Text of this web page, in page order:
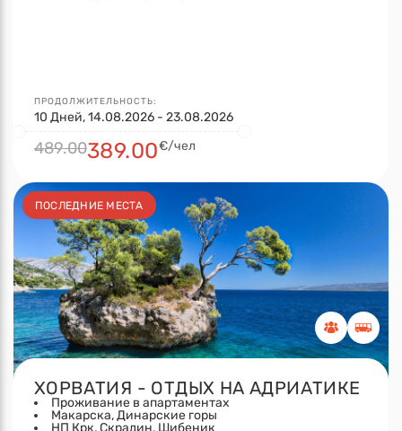
ПРОДОЛЖИТЕЛЬНОСТЬ:
10 Дней, 14.08.2026 - 23.08.2026
489.00389.00€/чел
ПОСЛЕДНИЕ МЕСТА
ХОРВАТИЯ - ОТДЫХ НА АДРИАТИКЕ
Проживание в апартаментах
Макарска, Динарские горы
НП Крк, Скрадин, Шибеник